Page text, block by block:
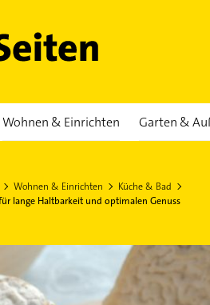
Wohnen & Einrichten Garten &
Wohnen & Einrichten
Küche & Bad
lange Haltbarkeit und optimalen Genuss